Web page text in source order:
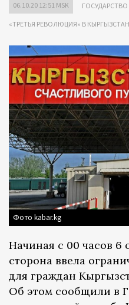
06.10.20 12:51 MSK ГОСУДАРСТВО
«ТРЕТЬЯ РЕВОЛЮЦИЯ» В
Фото kabar.kg
Начиная с 00 часов 6
сторона ввела
для граждан
Об этом сообщили в